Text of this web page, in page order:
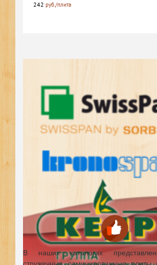
242 руб./плита
В наших каталогах